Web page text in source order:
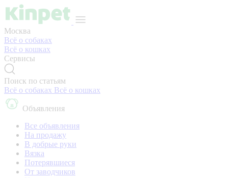
Москва
Всё о собаках
Всё о кошках
Сервисы
Поиск по статьям
Всё о собаках Всё о кошках
Объявления
Все объявления
На продажу
В добрые руки
Вязка
Потерявшиеся
От заводчиков